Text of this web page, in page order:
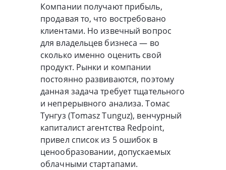
Компании получают прибыль,
продавая то, что востребовано
клиентами. Но извечный вопрос
для владельцев бизнеса — во
сколько именно оценить свой
продукт. Рынки и компании
постоянно развиваются, поэтому
данная задача требует тщательного
и непрерывного анализа. Томас
Тунгуз (Tomasz Tunguz), венчурный
капиталист агентства Redpoint,
привел список из 5 ошибок в
ценообразовании, допускаемых
облачными стартапами.